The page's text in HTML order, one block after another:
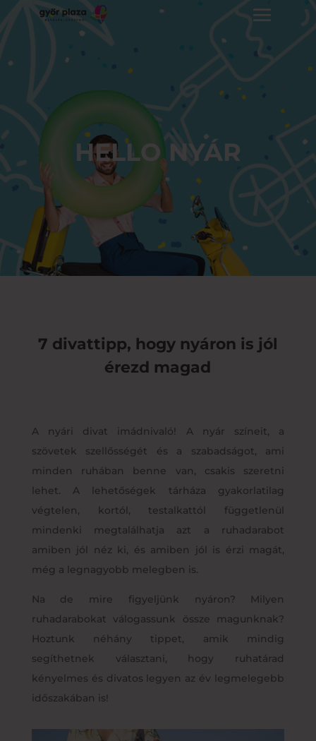
HELLO NYÁR
7 divattipp, hogy nyáron is jól
érezd magad
A nyári divat imádnivaló! A nyár színeit, a
szövetek szellősségét és a szabadságot, ami
minden ruhában benne van, csakis szeretni
lehet. A lehetőségek tárháza gyakorlatilag
végtelen, kortól, testalkattól függetlenül
mindenki megtalálhatja azt a ruhadarabot
amiben jól néz ki, és amiben jól is érzi magát,
még a legnagyobb melegben is.
Na de mire figyeljünk nyáron? Milyen
ruhadarabokat válogassunk össze magunknak?
Hoztunk néhány tippet, amik mindig
segíthetnek választani, hogy ruhatárad
kényelmes és divatos legyen az év legmelegebb
időszakában is!